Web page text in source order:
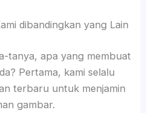
dibandingkan yang Lain
tanya, apa yang membuat
Pertama, kami selalu
terbaru untuk menjamin
gambar.